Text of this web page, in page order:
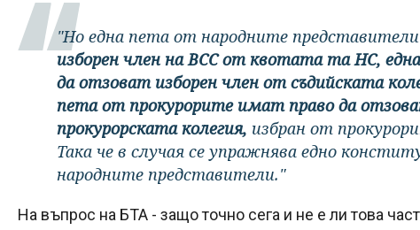
"Но една пета от народните представители
изборен член на ВСС от квотата та НС,
да отзоват изборен член от съдийската
пета от прокурорите имат право да
прокурорската колегия, избран от
Така че в случая се упражнява едно
народните представители."
На въпрос на БТА - защо точно сега и не е ли това